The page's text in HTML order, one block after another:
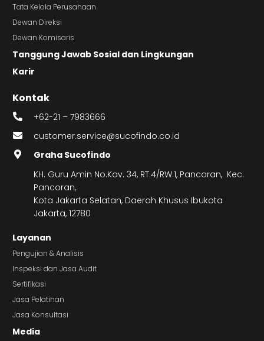
Tata Kelola Perusahaan
Dewan Direksi
Dewan Komisaris
Tanggung Jawab Sosial dan Lingkungan
Karir
Kontak
+62-21 – 7983666
customer.service@sucofindo.co.id
Graha Sucofindo
KH. Guru Amin No.Kav. 34, RT.4/RW.1, Pancoran, Kec.
Pancoran,
Kota Jakarta Selatan, Daerah Khusus Ibukota
Jakarta, 12780
Layanan
Pengujian & Analisis
Inspeksi dan Jasa Audit
Sertifikasi
Jasa Pelatihan
Jasa Konsultasi
Media